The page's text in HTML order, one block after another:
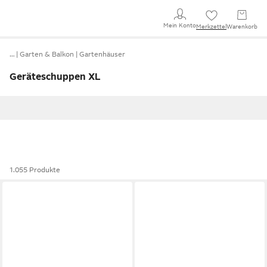
Mein KontoMerkzettel Warenkorb
… Garten & Balkon Gartenhäuser
Geräteschuppen XL
1.055 Produkte